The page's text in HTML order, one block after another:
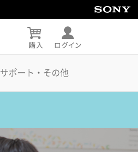
サポート・その他